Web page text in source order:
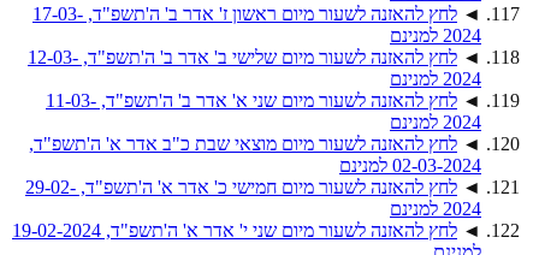
◄
לחץ להאזנה לשעור מיום ראשון ז' אדר ב' ה'תשפ"ד, 17-03-
2024 למנינם
◄
לחץ להאזנה לשעור מיום שלישי ב' אדר ב' ה'תשפ"ד, 12-03-
2024 למנינם
◄
לחץ להאזנה לשעור מיום שני א' אדר ב' ה'תשפ"ד, 11-03-
2024 למנינם
◄ לחץ להאזנה לשעור מיום מוצאי שבת כ"ב אדר א' ה'תשפ"ד,
02-03-2024 למנינם
◄
לחץ להאזנה לשעור מיום חמישי כ' אדר א' ה'תשפ"ד, 29-02-
2024 למנינם
◄
לחץ להאזנה לשעור מיום שני י' אדר א' ה'תשפ"ד, 19-02-2024